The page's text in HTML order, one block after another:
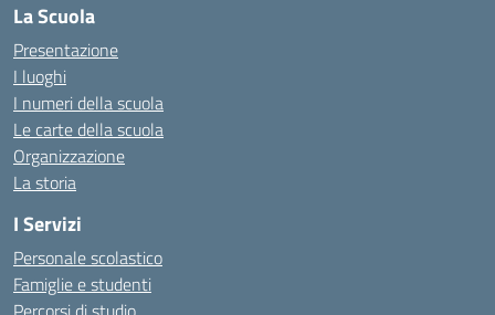
La Scuola
Presentazione
I luoghi
I numeri della scuola
Le carte della scuola
Organizzazione
La storia
I Servizi
Personale scolastico
Famiglie e studenti